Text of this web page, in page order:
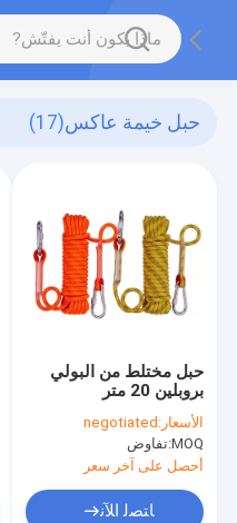
حبل خيمة عاكس(17)
حبل مختلط من البولي
بروبلين 20 متر
الأسعار: negotiated
MOQ: تفاوض
أحصل على آخر سعر
ﺎﺘﺼﻟ ﺍﻶﻧ